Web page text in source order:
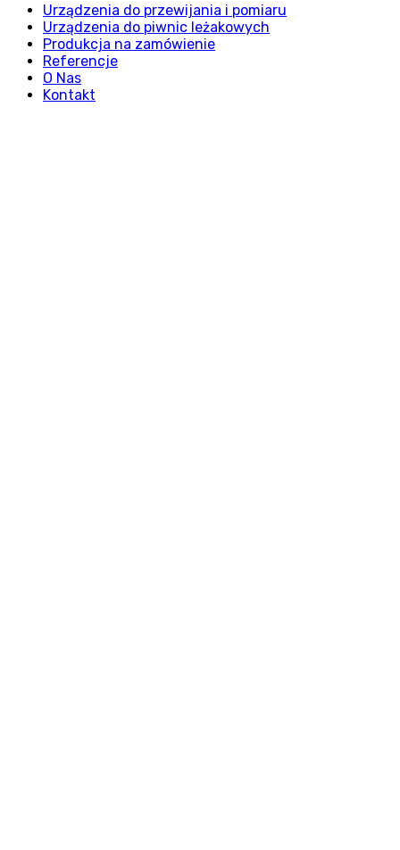
Urządzenia do przewijania i pomiaru
Urządzenia do piwnic leżakowych
Produkcja na zamówienie
Referencje
O Nas
Kontakt